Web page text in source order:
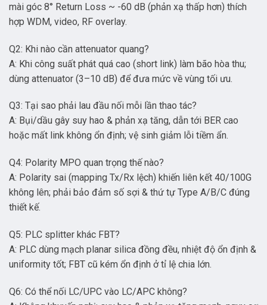
mài góc 8° Return Loss ~ -60 dB (phản xạ thấp hơn) thích
hợp WDM, video, RF overlay.
Q2: Khi nào cần attenuator quang?
A: Khi công suất phát quá cao (short link) làm bão hòa thu;
dùng attenuator (3–10 dB) để đưa mức về vùng tối ưu.
Q3: Tại sao phải lau đầu nối mỗi lần thao tác?
A: Bụi/dầu gây suy hao & phản xạ tăng, dẫn tới BER cao
hoặc mất link không ổn định; vệ sinh giảm lỗi tiềm ẩn.
Q4: Polarity MPO quan trọng thế nào?
A: Polarity sai (mapping Tx/Rx lệch) khiến liên kết 40/100G
không lên; phải bảo đảm số sợi & thứ tự Type A/B/C đúng
thiết kế.
Q5: PLC splitter khác FBT?
A: PLC dùng mạch planar silica đồng đều, nhiệt độ ổn định &
uniformity tốt; FBT cũ kém ổn định ở tỉ lệ chia lớn.
Q6: Có thể nối LC/UPC vào LC/APC không?